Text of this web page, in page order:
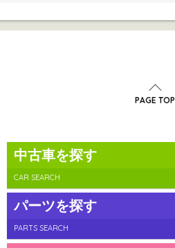
PAGE TOP
中古車を探す
CAR SEARCH
パーツを探す
PARTS SEARCH